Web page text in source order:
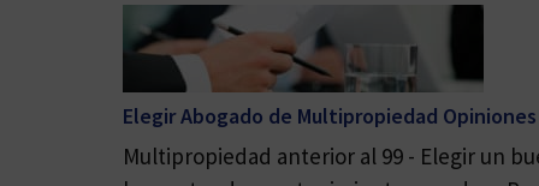
Elegir Abogado de Multipropiedad Opiniones
Multipropiedad anterior al 99 - Elegir un